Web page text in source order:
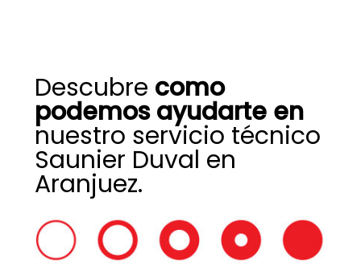
Descubre como
podemos ayudarte en
nuestro servicio técnico
Saunier Duval en
Aranjuez.